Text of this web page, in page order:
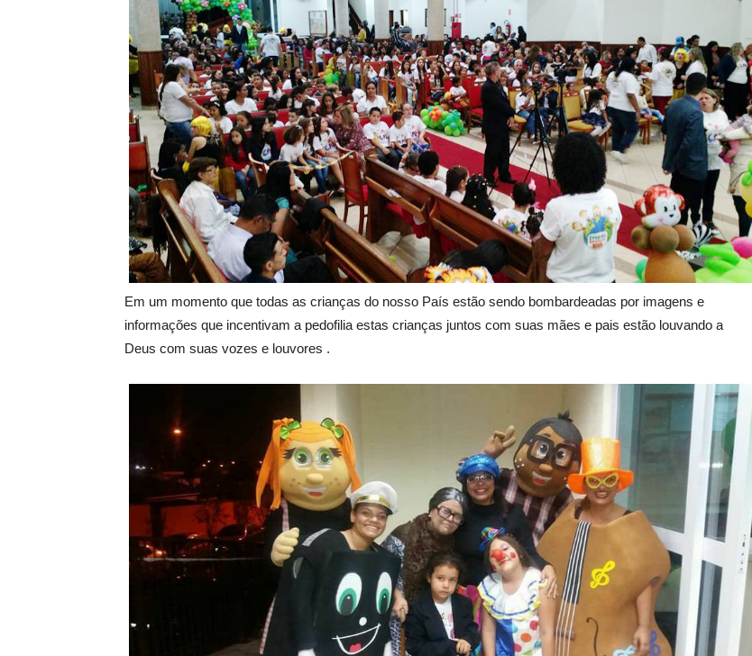
Em um momento que todas as crianças do nosso País estão sendo bombardeadas por imagens e
informações que incentivam a pedofilia estas crianças juntos com suas mães e pais estão louvando a
Deus com suas vozes e louvores .